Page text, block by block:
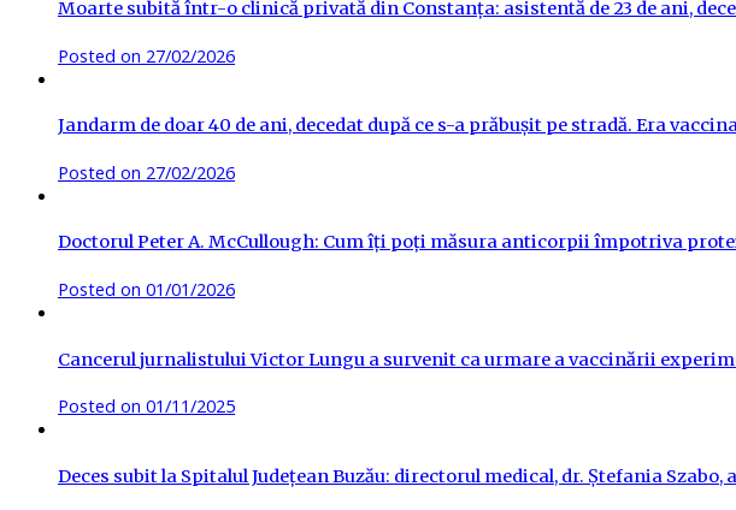
Moarte subită într-o clinică privată din Constanța: asistentă de 23 de ani,
Posted on 27/02/2026
Jandarm de doar 40 de ani, decedat după ce s-a prăbușit pe stradă. Era
Posted on 27/02/2026
Doctorul Peter A. McCullough: Cum îți poți măsura anticorpii împotriva
Posted on 01/01/2026
Cancerul jurnalistului Victor Lungu a survenit ca urmare a vaccinării
Posted on 01/11/2025
Deces subit la Spitalul Județean Buzău: directorul medical, dr. Ștefania